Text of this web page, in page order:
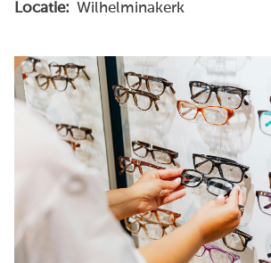
Locatie: Wilhelminakerk